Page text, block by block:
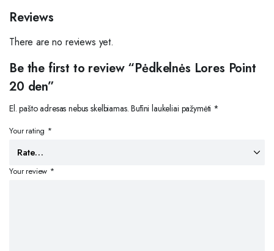
Reviews
There are no reviews yet.
Be the first to review “Pėdkelnės Lores Point
20 den”
El. pašto adresas nebus skelbiamas. Būtini laukeliai pažymėti *
Your rating *
Your review *